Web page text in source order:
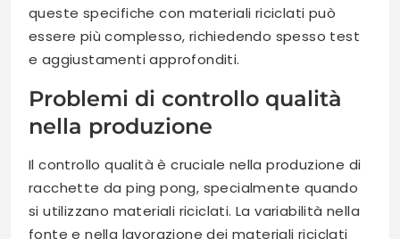
queste specifiche con materiali riciclati può
essere più complesso, richiedendo spesso test
e aggiustamenti approfonditi.
Problemi di controllo qualità
nella produzione
Il controllo qualità è cruciale nella produzione di
racchette da ping pong, specialmente quando
si utilizzano materiali riciclati. La variabilità nella
fonte e nella lavorazione dei materiali riciclati